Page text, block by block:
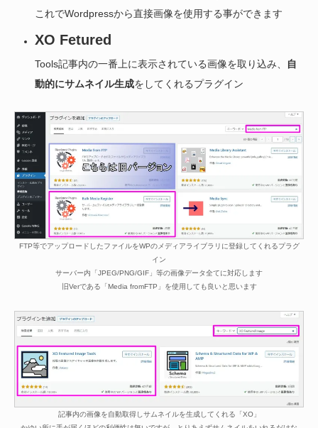
これでWordpressから直接画像を使用する事ができます
XO Fetured
Tools記事内の一番上に表示されている画像を取り込み、
自
動的にサムネイル生成をしてくれるプラグイン
FTP等でアップロードしたファイルをWPのメディアライブラリに登録してくれるプラグ
イン
サーバー内「JPEG/PNG/GIF」等の画像データ全てに対応します
旧Verである「Media fromFTP」を使用しても良いと思います
記事内の画像を自動取得しサムネイルを生成してくれる「XO」